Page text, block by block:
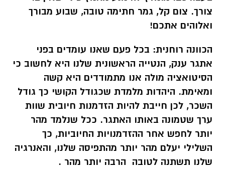
צורך. צום קל, גמר חתימה טובה, שבוע מבורך
ואלוהים אתכם!
הכוונה רוחנית: בכל פעם שאנו עומדים בפני
אתגר ענק, הנטייה הראשונית שלנו היא לחשוב כי
הסיטואציה מולה אנו מתמודדים היא קשה
ומאימת. היהדות מלמדת שכגודל הקושי כך גודל
השכר, לכן חייבת להיות הזדמנות חיובית שוות
ערך שטמונה באותו האתגר. ככל שנלמד מהר
יותר לחפש אחר ההזדמנויות החיוביות, כך
השלילי יעלם מהר יותר מהתפיסה שלנו, והאנרגיה
שלנו תשתנה לטובה הרבה יותר מהר .